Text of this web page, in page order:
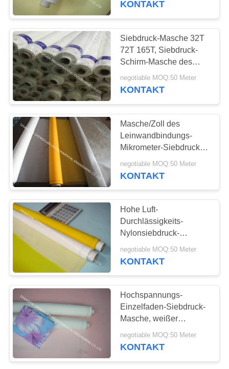
HEPA gefalteter
Filter
39
Siebdruckmasche
Die Impulsfilter
Ventil
KONTAKT
Siebdruck-Masche 32T
72T 165T, Siebdruck-
Schirm-Masche des
Mikrometer-20-2000
negotiable MOQ:50 Meter
KONTAKT
Masche/Zoll des
Leinwandbindungs-
Mikrometer-Siebdruck-
Maschen-Rollen18-425
mit hoher Auflösung
negotiable MOQ:50 Meter
KONTAKT
Hohe Luft-
Durchlässigkeits-
Nylonsiebdruck-
Gewebe-Masche für
Mausunterlage-
negotiable MOQ:50 Meter
KONTAKT
Hochspannungs-
Einzelfaden-Siebdruck-
Masche, weißer
Maschen-Siebdruck der
Farbe110
negotiable MOQ:50 Meter
KONTAKT